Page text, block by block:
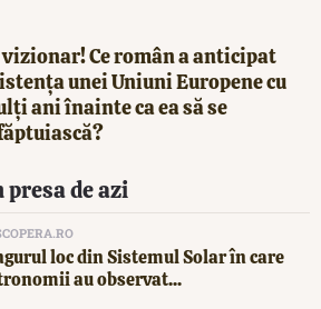
vizionar! Ce român a anticipat
unei Uniuni Europene cu
ani înainte ca ea să se
de azi
loc din Sistemul Solar în care
au observat...